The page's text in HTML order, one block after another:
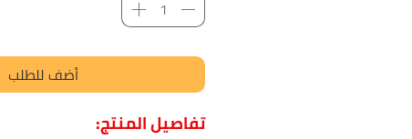
أضف للطلب
تفاصيل المنتج: